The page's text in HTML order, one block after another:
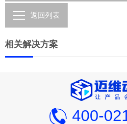
返回列表
相关解决方案
400-